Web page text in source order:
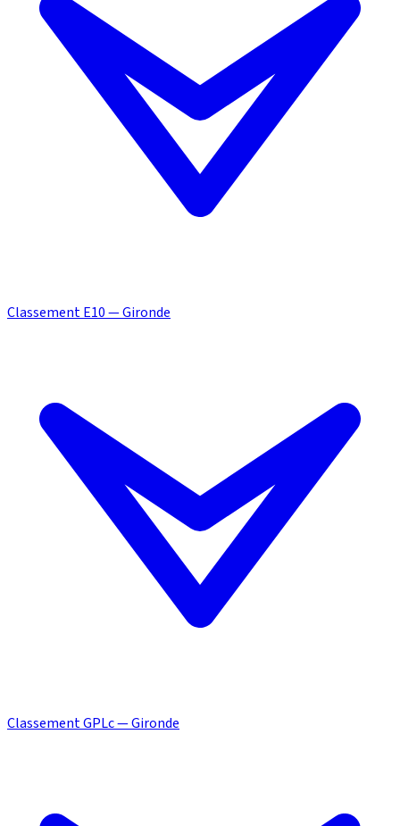
Classement E10 — Gironde
Classement GPLc — Gironde